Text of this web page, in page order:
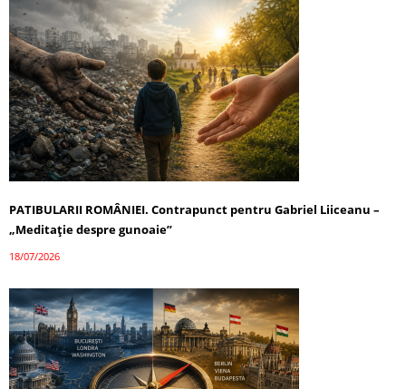
PATIBULARII ROMÂNIEI. Contrapunct pentru Gabriel Liiceanu –
„Meditație despre gunoaie”
18/07/2026